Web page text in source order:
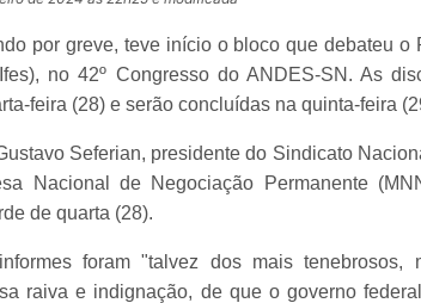
por greve, teve início o bloco que debateu o
no 42º Congresso do ANDES-SN. As
feira (28) e serão concluídas na quinta-feira
Seferian, presidente do Sindicato
Nacional de Negociação Permanente
de quarta (28).
foram "talvez dos mais tenebrosos,
raiva e indignação, de que o governo